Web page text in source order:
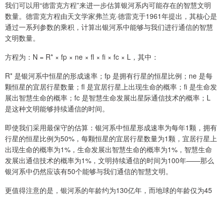
我们可以用“德雷克方程”来进一步估算银河系内可能存在的智慧文明
数量。德雷克方程由天文学家弗兰克·德雷克于1961年提出，其核心是
通过一系列参数的乘积，计算出银河系中能够与我们进行通信的智慧
文明数量。
方程为：N = R* × fp × ne × fl × fi × fc × L，其中：
R* 是银河系中恒星的形成速率；fp 是拥有行星的恒星比例；ne 是每
颗恒星的宜居行星数量；fl 是宜居行星上出现生命的概率；fi 是生命发
展出智慧生命的概率；fc 是智慧生命发展出星际通信技术的概率；L
是这种文明能够持续通信的时间。
即使我们采用最保守的估算：银河系中恒星形成速率为每年1颗，拥有
行星的恒星比例为50%，每颗恒星的宜居行星数量为1颗，宜居行星上
出现生命的概率为1%，生命发展出智慧生命的概率为1%，智慧生命
发展出通信技术的概率为1%，文明持续通信的时间为100年——那么
银河系中仍然应该有50个能够与我们通信的智慧文明。
更值得注意的是，银河系的年龄约为130亿年，而地球的年龄仅为45